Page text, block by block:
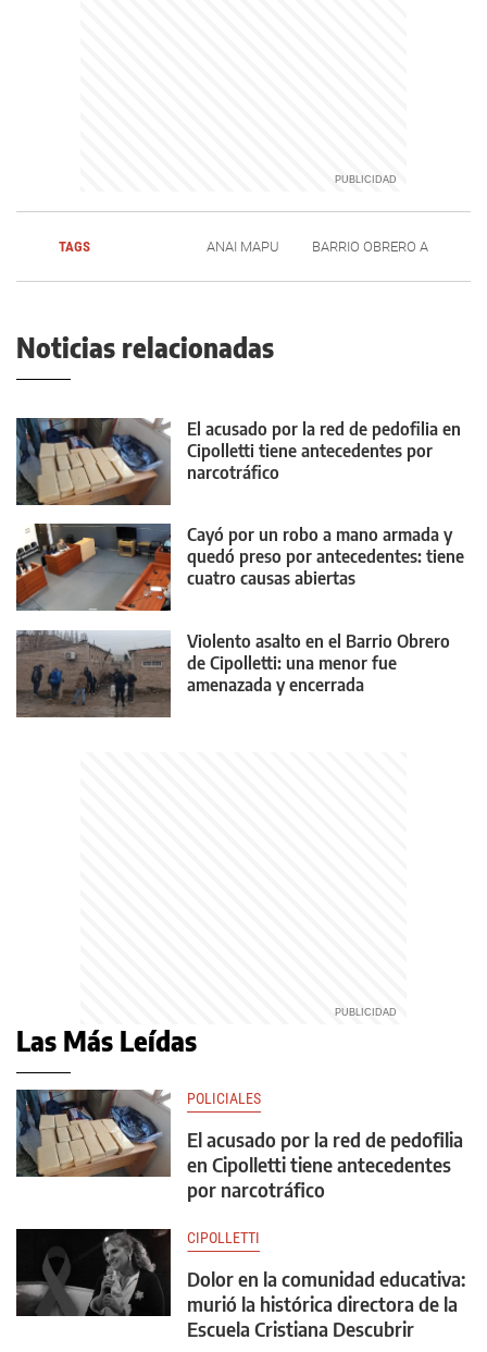
TAGS ANAI MAPU BARRIO OBRERO A
Noticias relacionadas
El acusado por la red de pedofilia en
Cipolletti tiene antecedentes por
narcotráfico
Cayó por un robo a mano armada y
quedó preso por antecedentes: tiene
cuatro causas abiertas
Violento asalto en el Barrio Obrero
de Cipolletti: una menor fue
amenazada y encerrada
Las Más Leídas
POLICIALES
El acusado por la red de pedofilia
en Cipolletti tiene antecedentes
por narcotráfico
CIPOLLETTI
Dolor en la comunidad educativa:
murió la histórica directora de la
Escuela Cristiana Descubrir